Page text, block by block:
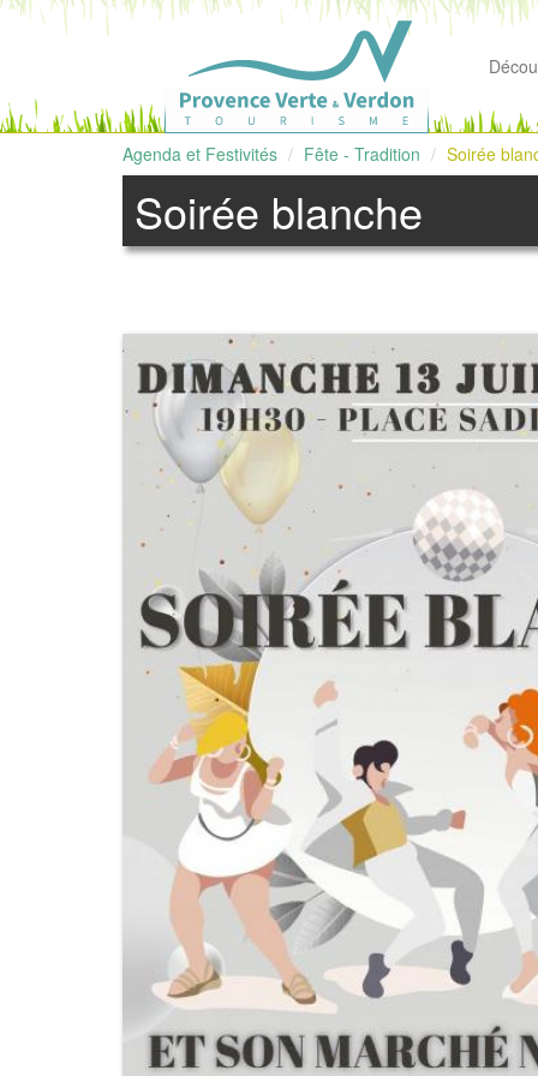
Agenda et Festivités Fête - Tradition Soirée
Soirée blanche